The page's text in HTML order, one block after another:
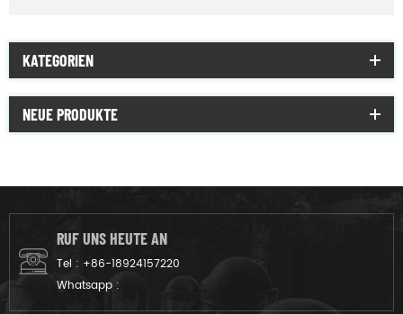
KATEGORIEN
NEUE PRODUKTE
RUF UNS HEUTE AN
Tel : +86-18924157220
Whatsapp :